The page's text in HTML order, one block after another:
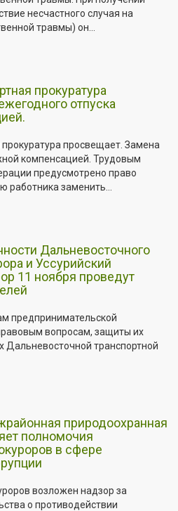
несчастного случая на
травмы) он...
прокуратура
отпуска
прокуратура просвещает. Замена
компенсацией. Трудовым
предусмотрено право
работника заменить...
Дальневосточного
и Уссурийский
11 ноября проведут
предпринимательской
вопросам, защиты их
Дальневосточной транспортной
природоохранная
полномочия
в сфере
возложен надзор за
о противодействии